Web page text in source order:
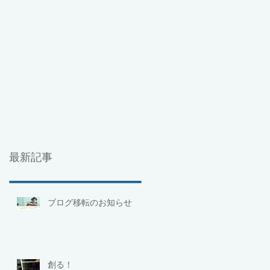
最新記事
ブログ移転のお知らせ
創る！